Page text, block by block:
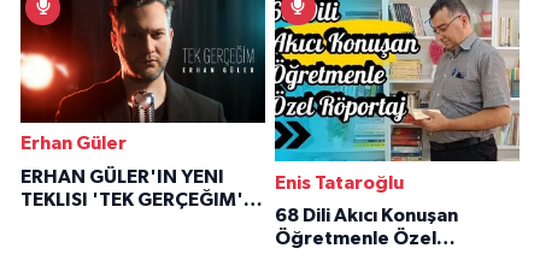
Erhan Güler
ERHAN GÜLER'IN YENI
TEKLISI 'TEK GERÇEĞIM'LE
Enis Tataroğlu
68 Dili Akıcı Konuşan
Öğretmenle Özel